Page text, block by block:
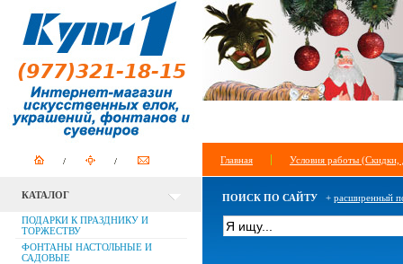
Главная Условия работы (Скидки,
КАТАЛОГ
ПОДАРКИ К ПРАЗДНИКУ И
ТОРЖЕСТВУ
ФОНТАНЫ НАСТОЛЬНЫЕ И
САДОВЫЕ
ПОИСК ПО САЙТУ + расширенный